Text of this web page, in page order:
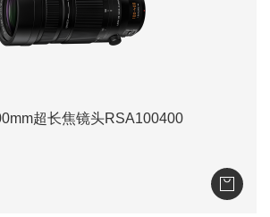
超长焦镜头RSA100400